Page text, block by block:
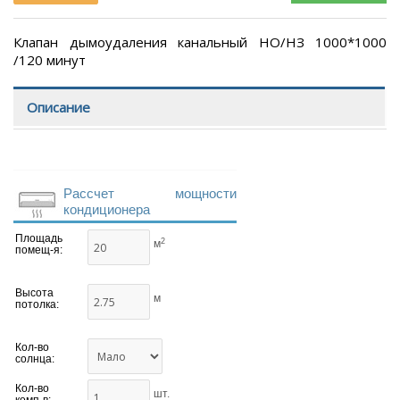
Клапан дымоудаления канальный НО/НЗ 1000*1000
/120 минут
Описание
Рассчет мощности
кондиционера
Площадь
помещ-я:
м2
Высота
потолка:
м
Кол-во
солнца:
Кол-во
шт.